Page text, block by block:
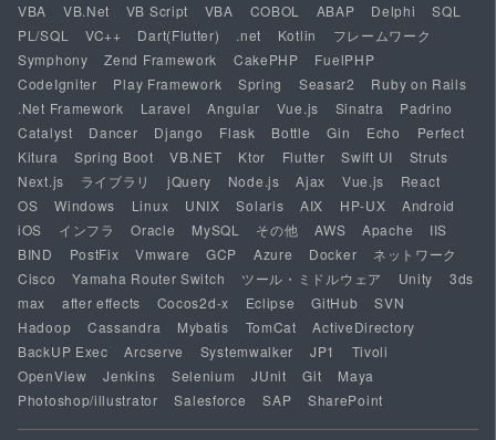
VBA
VB.Net VB Script VBA COBOL ABAP Delphi
SQL
PL/SQL
VC++ Dart(Flutter) .net Kotlin
フレームワーク
Symphony
Zend Framework CakePHP
FuelPHP
CodeIgniter
Play Framework Spring Seasar2
Ruby on Rails
.Net Framework
Laravel Angular Vue.js Sinatra
Padrino
Catalyst
Dancer Django Flask Bottle Gin Echo
Perfect
Kitura
Spring Boot VB.NET Ktor Flutter Swift UI
Struts
Next.js
ライブラリ jQuery Node.js Ajax Vue.js
React
OS
Windows Linux UNIX Solaris AIX HP-UX
Android
iOS
インフラ Oracle MySQL その他 AWS Apache
IIS
BIND
PostFix Vmware GCP Azure Docker
ネットワーク
Cisco
Yamaha Router Switch ツール・ミドルウェア Unity
3ds
max
after effects Cocos2d-x Eclipse GitHub
SVN
Hadoop
Cassandra Mybatis TomCat
ActiveDirectory
BackUP Exec
Arcserve Systemwalker JP1
Tivoli
OpenView
Jenkins Selenium JUnit Git
Maya
Photoshop/illustrator
Salesforce SAP SharePoint